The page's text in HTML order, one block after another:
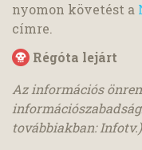
nyomon követést a
címre.
Régóta lejárt
Az információs
továbbiakban: